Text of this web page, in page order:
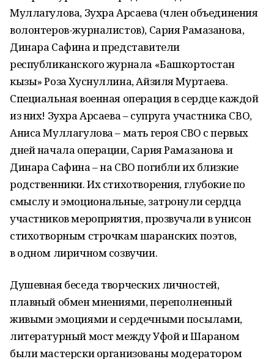
Муллагулова, Зухра Арсаева (член объединения
волонтеров-журналистов), Сария Рамазанова,
Динара Сафина и представители
республиканского журнала «Башкортостан
кызы» Роза Хуснуллина, Айзиля Муртаева.
Специальная военная операция в сердце каждой
из них! Зухра Арсаева – супруга участника СВО,
Аниса Муллагулова – мать героя СВО с первых
дней начала операции, Сария Рамазанова и
Динара Сафина – на СВО погибли их близкие
родственники. Их стихотворения, глубокие по
смыслу и эмоциональные, затронули сердца
участников мероприятия, прозвучали в унисон
стихотворным строчкам шаранских поэтов,
в одном лиричном созвучии.
Душевная беседа творческих личностей,
плавный обмен мнениями, переполненный
живыми эмоциями и сердечными посылами,
литературный мост между Уфой и Шараном
были мастерски организованы модератором